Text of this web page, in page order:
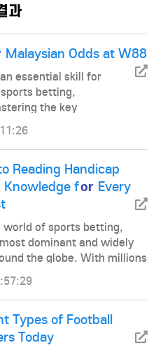
과
Malaysian Odds at W88
essential skill for
betting,
the key
about this type of
lose football
decisions. In th…
Reading Handicap
Knowledge for Every
of sports betting,
dominant and widely
the globe. With millions
week, the importance of
interpret football betting
Types of Football
Today